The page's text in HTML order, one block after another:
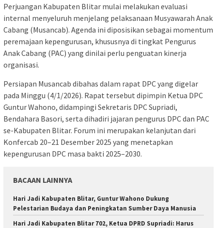
Perjuangan Kabupaten Blitar mulai melakukan evaluasi
internal menyeluruh menjelang pelaksanaan Musyawarah Anak
Cabang (Musancab). Agenda ini diposisikan sebagai momentum
peremajaan kepengurusan, khususnya di tingkat Pengurus
Anak Cabang (PAC) yang dinilai perlu penguatan kinerja
organisasi.
Persiapan Musancab dibahas dalam rapat DPC yang digelar
pada Minggu (4/1/2026). Rapat tersebut dipimpin Ketua DPC
Guntur Wahono, didampingi Sekretaris DPCSupriadi,
Bendahara Basori, serta dihadiri jajaran pengurus DPC dan PAC
se-Kabupaten Blitar. Forum ini merupakan kelanjutan dari
Konfercab 20–21 Desember 2025 yang menetapkan
kepengurusan DPC masa bakti 2025–2030.
BACAAN LAINNYA
Hari Jadi Kabupaten Blitar, Guntur Wahono Dukung
Pelestarian Budaya dan Peningkatan Sumber Daya Manusia
Hari Jadi Kabupaten Blitar 702, Ketua DPRD Supriadi: Harus